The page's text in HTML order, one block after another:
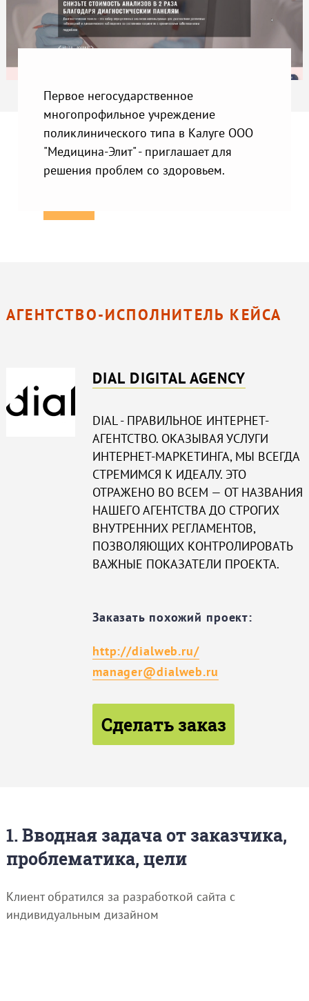
Первое негосударственное
многопрофильное учреждение
поликлинического типа в Калуге ООО
"Медицина-Элит" - приглашает для
решения проблем со здоровьем.
АГЕНТСТВО-ИСПОЛНИТЕЛЬ КЕЙСА
DIAL DIGITAL AGENCY
DIAL - ПРАВИЛЬНОЕ ИНТЕРНЕТ-
АГЕНТСТВО. ОКАЗЫВАЯ УСЛУГИ
ИНТЕРНЕТ-МАРКЕТИНГА, МЫ ВСЕГДА
СТРЕМИМСЯ К ИДЕАЛУ. ЭТО
ОТРАЖЕНО ВО ВСЕМ — ОТ НАЗВАНИЯ
НАШЕГО АГЕНТСТВА ДО СТРОГИХ
ВНУТРЕННИХ РЕГЛАМЕНТОВ,
ПОЗВОЛЯЮЩИХ КОНТРОЛИРОВАТЬ
ВАЖНЫЕ ПОКАЗАТЕЛИ ПРОЕКТА.
Заказать похожий проект:
http://dialweb.ru/
manager@dialweb.ru
Сделать заказ
1. Вводная задача от заказчика,
проблематика, цели
Клиент обратился за разработкой сайта с
индивидуальным дизайном